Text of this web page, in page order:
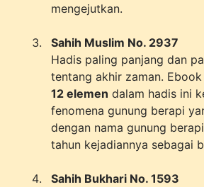
mengejutkan.
Sahih Muslim No. 2937
Hadis paling panjang dan
tentang akhir zaman.
12 elemen dalam hadis ini
fenomena gunung berapi
dengan nama gunung
tahun kejadiannya sebagai
Sahih Bukhari No. 1593